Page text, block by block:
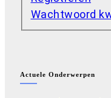
Wachtwoord
Actuele Onderwerpen